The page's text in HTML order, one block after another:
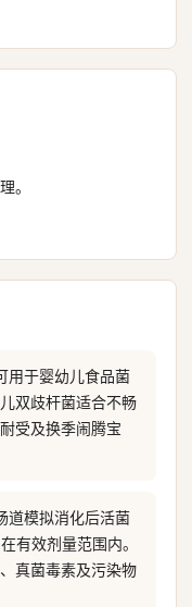
。
用于婴幼儿食品菌
双歧杆菌适合不畅
受及换季闹腾宝
道模拟消化后活菌
有效剂量范围内。
真菌毒素及污染物